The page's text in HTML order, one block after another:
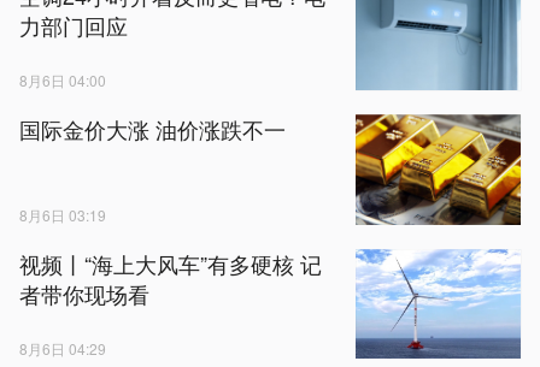
力部门回应
8月6日 04:00
国际金价大涨 油价涨跌不一
8月6日 03:19
视频丨“海上大风车”有多硬核 记
者带你现场看
8月6日 04:29